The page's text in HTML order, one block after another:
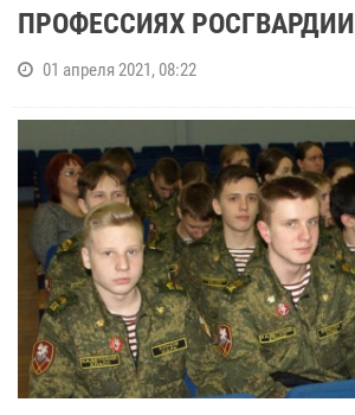
ПРОФЕССИЯХ РОСГВАРДИИ
01 апреля 2021, 08:22